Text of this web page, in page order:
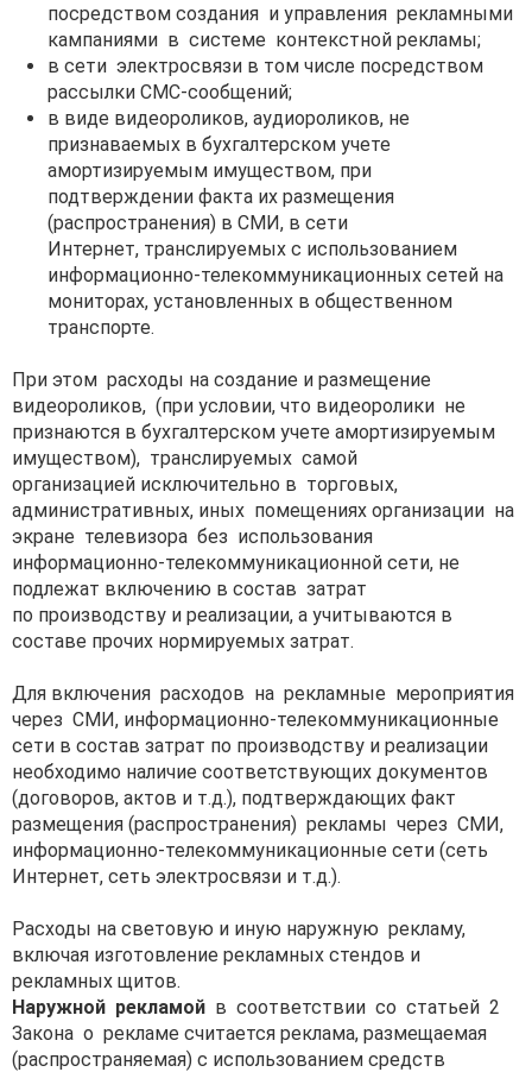
посредством создания и управления рекламными
кампаниями в системе контекстной рекламы;
в сети электросвязи в том числе посредством
рассылки СМС-сообщений;
в виде видеороликов, аудиороликов, не
признаваемых в бухгалтерском учете
амортизируемым имуществом, при
подтверждении факта их размещения
(распространения) в СМИ, в сети
Интернет, транслируемых с использованием
информационно-телекоммуникационных сетей на
мониторах, установленных в общественном
транспорте.
При этом расходы на создание и размещение
видеороликов, (при условии, что видеоролики не
признаются в бухгалтерском учете амортизируемым
имуществом), транслируемых самой
организацией исключительно в торговых,
административных, иных помещениях организации на
экране телевизора без использования
информационно-телекоммуникационной сети, не
подлежат включению в состав затрат
по производству и реализации, а учитываются в
составе прочих нормируемых затрат.
Для включения расходов на рекламные мероприятия
через СМИ, информационно-телекоммуникационные
сети в состав затрат по производству и реализации
необходимо наличие соответствующих документов
(договоров, актов и т.д.), подтверждающих факт
размещения (распространения) рекламы через СМИ,
информационно-телекоммуникационные сети (сеть
Интернет, сеть электросвязи и т.д.).
Расходы на световую и иную наружную рекламу,
включая изготовление рекламных стендов и
рекламных щитов.
Наружной рекламой в соответствии со статьей 2
Закона о рекламе считается реклама, размещаемая
(распространяемая) с использованием средств